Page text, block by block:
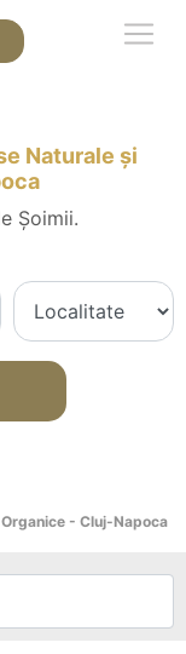
Naturale și
Șoimii.
- Cluj-Napoca